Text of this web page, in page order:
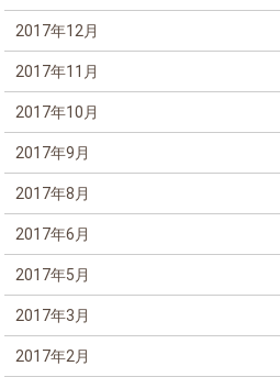
2017年12月
2017年11月
2017年10月
2017年9月
2017年8月
2017年6月
2017年5月
2017年3月
2017年2月